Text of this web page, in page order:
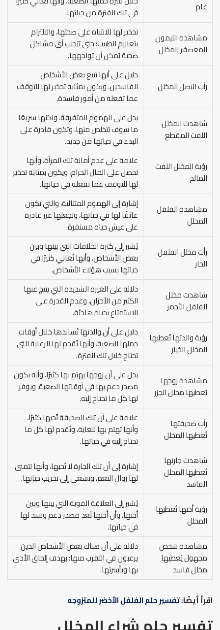
عام
في تلك الفترة من حياتها.
مشاهدة الليمون
المعصفر المخلل
تحذير لها للانتباه على صحتها، والالتزام
بتعاليم الطبيب؛ حتى تتجنب أي مشاكل
صحية يُمكن أن تواجهها.
رأت البصل المخلل
دليل على أنها تتبع بعض الأشخاص
الفاسدين، ويكون بمثابة تحذير لها للتوقف
عما تفعله من أمور فاسدة.
شاهدت المخلل
اللفت المقطع
يدل على الهموم المتفرقة، ولكنها سريعًا
ما سوف تتخلص منها، وتكون قادرة على
البدء في حياتها من جديد.
رؤية المخلل اللفت
المالح
علامة على عدم أمانة تلك المرأة، وأنها
تحصل على المال الحرام، ويكون بمثابة تحذير
لها للتوقف عما تفعله في حياتها.
مشاهدة الفلفل
المخلل
إشارة إلى الهموم المتتالية، والتي تكون
عائقًا لها في حياتها، وتجعلها غير قادرة
على عيش حياة مستقرة.
رأت مخلل الفلفل
الحار
يُشير إلى كثرة الخلافات التي بينها وبين
بعض الأشخاص، وأنها تُعاني كثيرًا في
حياتها بسبب هؤلاء الأشخاص.
شاهدت مخلل
الفلفل الأحمر
دلالة على الغيرة الشديدة التي ينتج عنها
الكثير من الأحزان، وعدم القدرة على
الاستمتاع بحياة هادئة.
رؤية والدتها تُعطيها
المخلل الخيار
دليل على أن والدتها تُساندها خلال أوقات
حملها الصعبة، وأنها تُقدم لها الرعاية التي
تحتاج خلال تلك الفترة.
مشاهدة زوجها
يُعطيها مخلل الجزر
يدل على أن زوجها يهتم بها كثيرًا، وأنه يكون
مصدر دعم بها في أوقاتها الصعبة، ويوفر
لها كل ما تحتاج إليه.
رأت صديقتها
تُعطيها المخلل
علامة على أن تلك الصديقة تُحبها كثيرًا،
وأنها تهتم بها للغاية، وتُقدم لها كل ما
تحتاج إليه في حياتها.
شاهدت جارتها
تُعطيها المخلل
الفاسد
إشارة إلى أن تلك الجارة لا تُحبها، وأنها تتمنى
لها زوال النعم، وتسعى إلى تخريب حياتها.
رؤية أختها تُعطيها
المخلل
يُشير إلى العلاقة القوية التي بينها وبين
أختها، وأن أختها تُعد مصدر دعم وسند لها
في حياتها.
مشاهدة شخص
مجهول يُعطيها
مخلل فاسد
دلالة على أن هناك بعض الأشخاص الذين
يرغبون في التقرب منها؛ بهدف إلحاق الأذى
بها وبأسرتها.
اقرأ أيضًا:تفسير حلم الفلفل الأخضر للمتزوجه